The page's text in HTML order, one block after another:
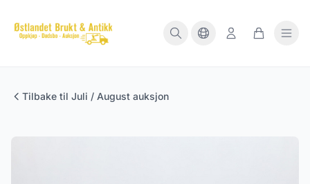
Tilbake til Juli / August auksjon